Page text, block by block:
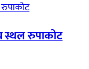
स्थल रुपाकोट